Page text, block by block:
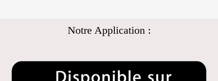
Notre Application :